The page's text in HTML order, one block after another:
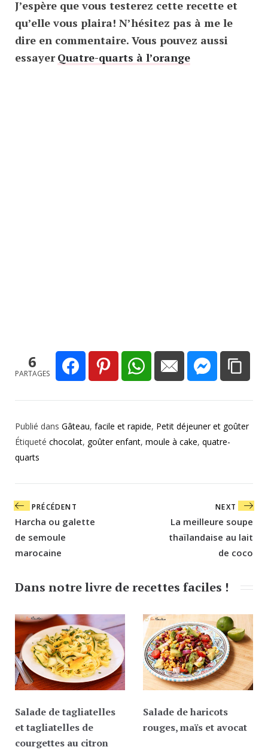
J’espère que vous testerez cette recette et
qu’elle vous plaira! N’hésitez pas à me le
dire en commentaire. Vous pouvez aussi
essayer Quatre-quarts à l’orange
6
PARTAGES
Publié dans Gâteau, facile et rapide, Petit déjeuner et goûter
Étiqueté chocolat, goûter enfant, moule à cake, quatre-
quarts
Navigation
de
l’article
PRÉCÉDENT
Harcha ou galette
de semoule
marocaine
NEXT
La meilleure soupe
thaïlandaise au lait
de coco
Dans notre livre de recettes faciles !
Salade de tagliatelles
et tagliatelles de
courgettes au citron
Salade de haricots
rouges, maïs et avocat